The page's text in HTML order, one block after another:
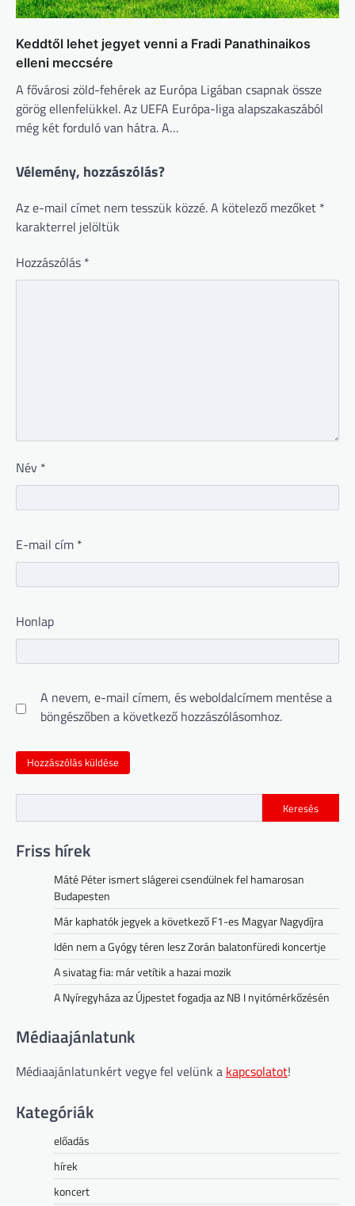
Keddtől lehet jegyet venni a Fradi Panathinaikos
elleni meccsére
A fővárosi zöld-fehérek az Európa Ligában csapnak össze
görög ellenfelükkel. Az UEFA Európa-liga alapszakaszából
még két forduló van hátra. A…
Vélemény, hozzászólás?
Az e-mail címet nem tesszük közzé.A kötelező mezőket *
karakterrel jelöltük
Hozzászólás *
Név *
E-mail cím *
Honlap
A nevem, e-mail címem, és weboldalcímem mentése a
böngészőben a következő hozzászólásomhoz.
Keresés
Friss hírek
Máté Péter ismert slágerei csendülnek fel hamarosan
Budapesten
Már kaphatók jegyek a következő F1-es Magyar Nagydíjra
Idén nem a Gyógy téren lesz Zorán balatonfüredi koncertje
A sivatag fia: már vetítik a hazai mozik
A Nyíregyháza az Újpestet fogadja az NB I nyitómérkőzésén
Médiaajánlatunk
Médiaajánlatunkért vegye fel velünk a kapcsolatot!
Kategóriák
előadás
hírek
koncert